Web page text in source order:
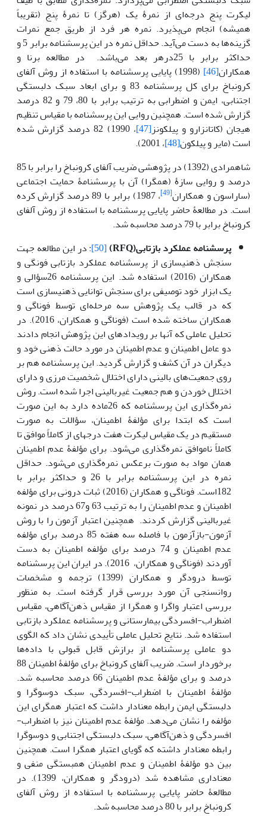
لیکرت پنج درجه‌ای از نمرۀ یک (هرگز) تا نمرۀ‌‌ پنج (تقریباً
همیشه) انجام می‌پذیرد. نمره هر فرد از طریق جمع نمرات
گزینه‌ها به دست می‌آید. حداقل نمره در این پرسشنامه برابر 5 و
حداکثر برابر با 25درهر بعد می‌باشد. در مطالعه برنا و
همکاران[46]
(1998) پایایی پرسشنامه با استفاده از روش آلفای
کرونباخ برای کل پرسشنامه 83 و برای ابعاد سبک دلبستگی
اجتنابی، ایمن و اضطرابی به ترتیب برابر با 80، 79 و 82 درصد
گزارش شده است. همچنین روایی این پرسشنامه با مقیاس تنظیم
هیجان (کاتانزارو و پیلکونز[47]
، 1990) 82 درصد گزارش شده
است (مایر و پیلکون[48]
، 2001).
شاهمرادی (1392) در پژوهشی ضریب آلفای کرونباخ را برابر با 85
درصد و روایی سازۀ (همگرا) آن با پرسشنامۀ حمایت اجتماعی
(ساراسون و همکاران[49]
، 1987) برابر با 89 درصد گزارش کرده
است. در مطالعۀ حاضر پایایی پرسشنامه با استفاده از روش آلفای
کرونباخ برابر با 79 درصد محاسبه شد.
پرسشنامه عملکرد بازتابی(RFQ)
[50]
: در این مطالعه جهت
سنجش ذهنیسازی از پرسشنامه عملکرد بازتابی فونگی و
همکاران (2016) استفاده شد. این پرسشنامه 26سؤالی و
یک ابزار خود توصیفی برای سنجش توانایی ذهنیسازی‌ است
که در قالب یک پژوهش سه مرحله‌ای توسط فوناگی و
همکاران ساخته شده است (فوناگی و همکاران، 2016). در
تحلیل عاملی که آنها بر رویدادهای این پژوهش انجام دادند
دو عامل اطمینان و عدم اطمینان در مورد حالت ذهنی خود و
دیگران در آن کشف و گزارش گردید. این پرسشنامه هم بر
روی جمعیت‌های بالینی دارای اختلال شخصیت مرزی و دارای
اختلال خوردن و هم جمعیت غیربالینی اجرا شده است. روش
نمره‌گذاری این پرسشنامه که 26ماده دارد به این صورت
است که ابتدا برای مؤلفۀ اطمینان، سؤالات به صورت
مستقیم در یک مقیاس لیکرت هفت درجه‎ای از کاملاً موافق تا
کاملاً ناموافق نمره‌گذاری می‌شود. برای مؤلفۀ عدم اطمینان
همان مواد به صورت برعکس نمره‌گذاری می‌شود. حداقل
نمره در این پرسشنامه برابر با 26 و حداکثر برابر با
182است. فوناگی و همکاران (2016) ثبات درونی برای مؤلفه
اطمینان و عدم اطمینان را به ترتیب 63 و67 درصد در نمونه
غیربالینی گزارش کردند. همچنین اعتبار آزمون را با روش
آزمون-بازآزمون با فاصله سه هفته 85 درصد برای مؤلفه
عدم اطمینان و 74 درصد برای مؤلفه اطمینان به دست
آوردند (فوناگی و همکاران، 2016). در ایران این پرسشنامه
توسط درودگر و همکاران (1399) ترجمه و مشخصات
روانسنجی آن مورد بررسی قرار گرفته است. به منظور
بررسی اعتبار واگرا و همگرا از مقیاس ذهن‌آگاهی، مقیاس
اضطراب-افسردگی بیمارستانی و پرسشنامه عملکرد بازتابی
استفاده شد. نتایج تحلیل عاملی تأییدی نشان داد که الگوی
دو عاملی پرسشنامه از برازش قابل قبولی با داده‌ها
برخوردار است. ضریب آلفای کرونباخ برای مؤلفۀ اطمینان 88
درصد و برای مؤلفۀ عدم اطمینان 66 درصد محاسبه شد.
مؤلفۀ اطمینان با اضطراب-افسردگی، سبک دوسوگرا و
دلبستگی ایمن رابطه معنادار داشت که اعتبار همگرای این
مؤلفه را نشان می‌دهد. مؤلفۀ عدم اطمینان نیز با اضطراب-
افسردگی و ذهن‌آگاهی، سبک دلبستگی اجتنابی و دوسوگرا
رابطه معنادار داشته که گویای اعتبار همگرا است. همچنین
بین دو مؤلفۀ اطمینان و عدم اطمینان همبستگی منفی و
معناداری مشاهده شد (درودگر و همکاران، 1399). در
مطالعۀ حاضر پایایی پرسشنامه با استفاده از روش آلفای
کرونباخ برابر با 80 درصد محاسبه شد.